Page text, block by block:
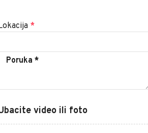
*
video ili foto